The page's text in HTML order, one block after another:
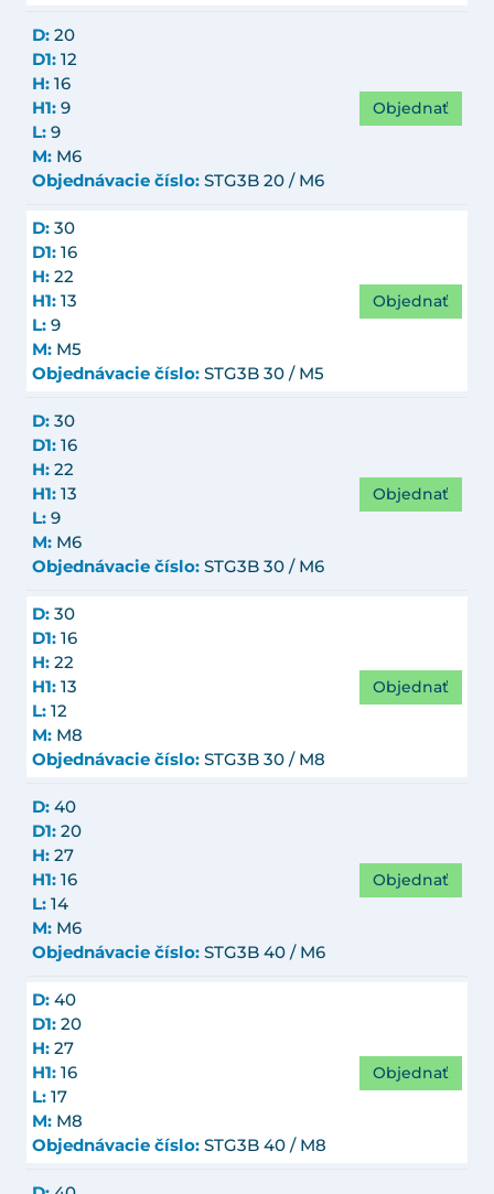
D: 20
D1: 12
H: 16
H1: 9
L: 9
M: M6
Objednávacie číslo: STG3B 20 / M6
Objednať
D: 30
D1: 16
H: 22
H1: 13
L: 9
M: M5
Objednávacie číslo: STG3B 30 / M5
Objednať
D: 30
D1: 16
H: 22
H1: 13
L: 9
M: M6
Objednávacie číslo: STG3B 30 / M6
Objednať
D: 30
D1: 16
H: 22
H1: 13
L: 12
M: M8
Objednávacie číslo: STG3B 30 / M8
Objednať
D: 40
D1: 20
H: 27
H1: 16
L: 14
M: M6
Objednávacie číslo: STG3B 40 / M6
Objednať
D: 40
D1: 20
H: 27
H1: 16
L: 17
M: M8
Objednávacie číslo: STG3B 40 / M8
Objednať